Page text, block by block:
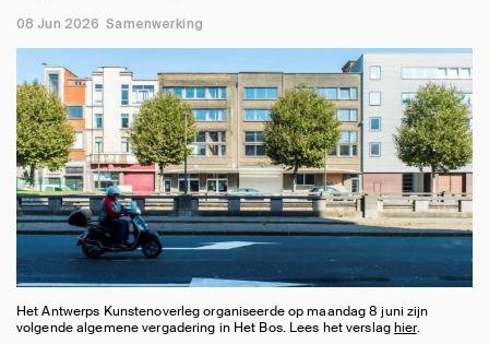
08 Jun 2026 Samenwerking
Het Antwerps Kunstenoverleg organiseerde op maandag 8 juni zijn
volgende algemene vergadering in Het Bos. Lees het verslaghier.